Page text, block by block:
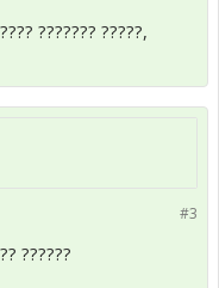
??????? ?????,
#3
??????